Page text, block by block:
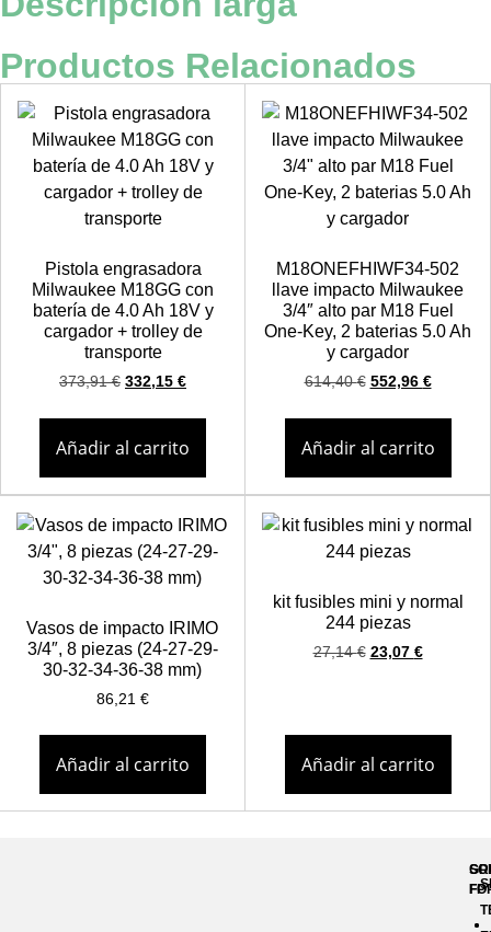
Productos Relacionados
Pistola engrasadora
Milwaukee M18GG con
batería de 4.0 Ah 18V y
cargador + trolley de
transporte
373,91€ 332,15 €
Añadir al carrito
M18ONEFHIWF34-502
llave impacto Milwaukee
3/4″ alto par M18 Fuel
One-Key, 2 baterias 5.0 Ah
y cargador
614,40€ 552,96 €
Añadir al carrito
Vasos de impacto IRIMO
3/4″, 8 piezas (24-27-29-
30-32-34-36-38 mm)
86,21 €
Añadir al carrito
kit fusibles mini y normal
244 piezas
27,14€ 23,07 €
Añadir al carrito
FP